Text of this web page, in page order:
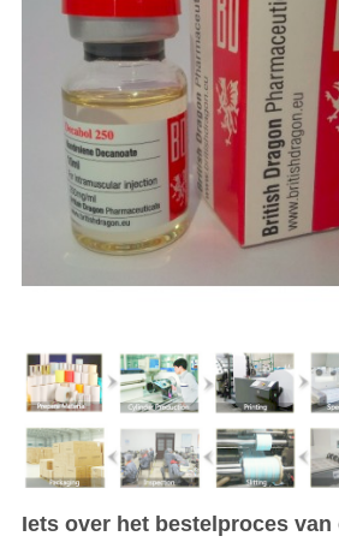
Iets over het bestelproces van